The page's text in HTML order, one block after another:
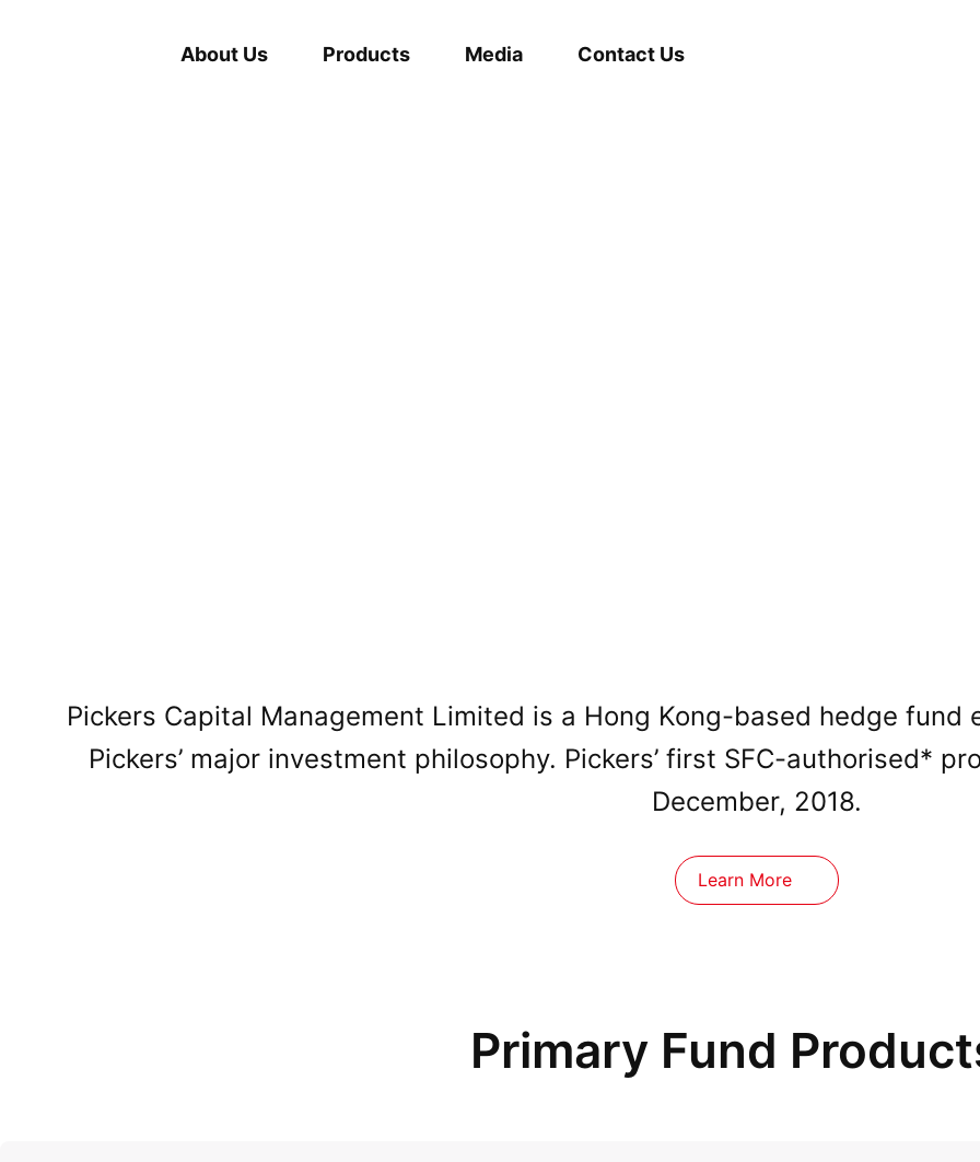
About Us Products Media Contact Us
Pickers Capital Management Limited is a Hong Kong-based hedge fund
Pickers’ major investment philosophy. Pickers’ first SFC-authorised*
December, 2018.
Learn More
Primary Fund